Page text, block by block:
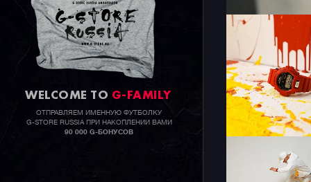
WELCOME TO G-FAMILY
ОТПРАВЛЯЕМ ИМЕННУЮ ФУТБОЛКУ
G-STORE RUSSIA ПРИ НАКОПЛЕНИИ ВАМИ
90 000 G-БОНУСОВ